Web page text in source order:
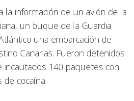
la información de un avión de la
un buque de la Guardia
una embarcación de
Canarias. Fueron detenidos
140 paquetes con
cocaína.